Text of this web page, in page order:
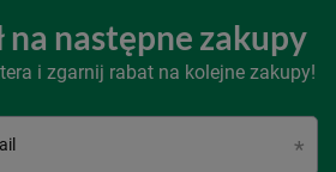
na następne zakupy
i zgarnij rabat na kolejne zakupy!